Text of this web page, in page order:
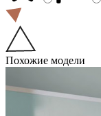
Похожие модели